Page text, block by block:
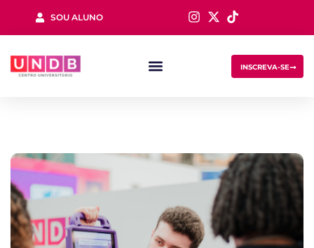
SOU ALUNO
INSCREVA-SE
Remember me Lost your password?